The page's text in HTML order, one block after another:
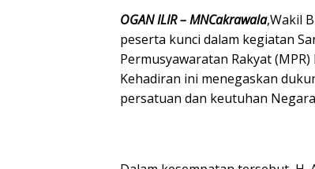
OGAN ILIR – MNCakrawala,Wakil
peserta kunci dalam kegiatan
Permusyawaratan Rakyat
Kehadiran ini menegaskan
persatuan dan keutuhan